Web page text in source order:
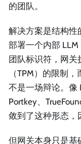
的团队。
解决方案是结构性
部署一个内部
团队标识符，网关
（TPM）的限制
不是一场辩论。像
Portkey、
敛到了这种形态，
但网关本身只是基